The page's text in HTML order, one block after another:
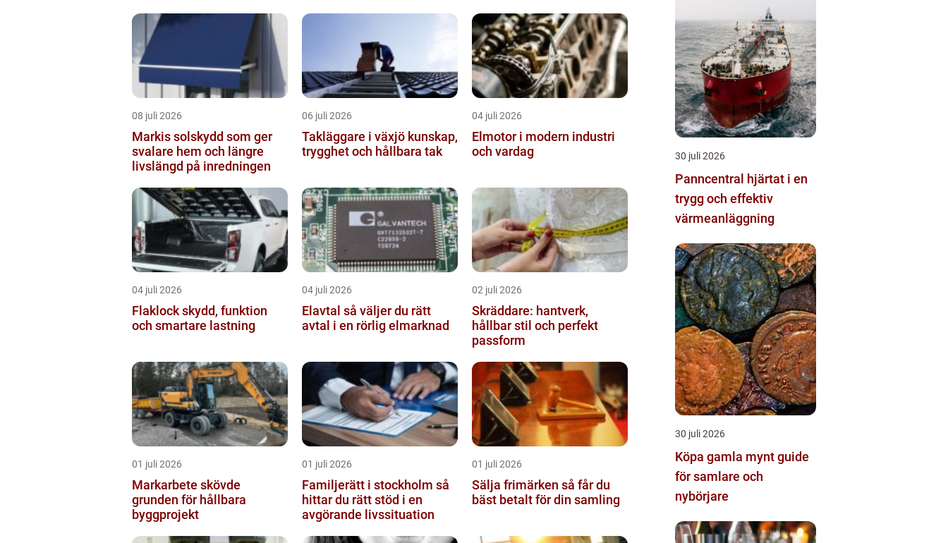
08 juli 2026
Markis solskydd som ger
svalare hem och längre
livslängd på inredningen
06 juli 2026
Takläggare i växjö kunskap,
trygghet och hållbara tak
04 juli 2026
Elmotor i modern industri
och vardag
04 juli 2026
Flaklock skydd, funktion
och smartare lastning
04 juli 2026
Elavtal så väljer du rätt
avtal i en rörlig elmarknad
02 juli 2026
Skräddare: hantverk,
hållbar stil och perfekt
passform
01 juli 2026
Markarbete skövde
grunden för hållbara
byggprojekt
01 juli 2026
Familjerätt i stockholm så
hittar du rätt stöd i en
avgörande livssituation
01 juli 2026
Sälja frimärken så får du
bäst betalt för din samling
30 juli 2026
Panncentral hjärtat i en
trygg och effektiv
värmeanläggning
30 juli 2026
Köpa gamla mynt guide
för samlare och
nybörjare